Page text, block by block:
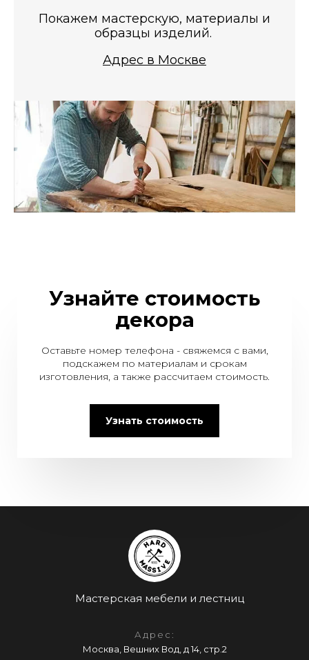
Покажем мастерскую, материалы и
образцы изделий.
Адрес в Москве
Узнайте стоимость
декора
Оставьте номер телефона - свяжемся с вами,
подскажем по материалам и срокам
изготовления, а также рассчитаем стоимость.
Узнать стоимость
Мастерская мебели и лестниц
Адрес:
Москва, Вешних Вод, д 14, стр.2